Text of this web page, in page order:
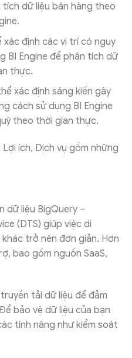
dữ liệu bán hàng theo
định các vị trí có nguy
BI Engine để phân tích dữ
thực.
xác định sáng kiến gây
cách sử dụng BI Engine
theo thời gian thực.
dữ liệu BigQuery –
(DTS) giúp việc di
trở nên đơn giản. Hơn
bao gồm nguồn SaaS,
tải dữ liệu để đảm
bảo vệ dữ liệu của bạn
tính năng như kiểm soát